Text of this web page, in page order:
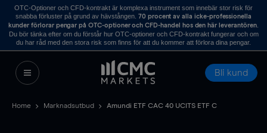
OTC-Optioner och CFD-kontrakt är komplexa instrument som innebär stor risk för
snabba förluster på grund av hävstången. 70 procent av alla icke-professionella
kunder förlorar pengar på OTC-optioner och CFD-handel hos den här leverantören.
Du bör tänka efter om du förstår hur OTC-optioner och CFD-kontrakt fungerar och om
du har råd med den stora risk som finns för att du kommer att förlora dina pengar.
Bli kund
Home Marknadsutbud Amundi ETF CAC 40 UCITS ETF C